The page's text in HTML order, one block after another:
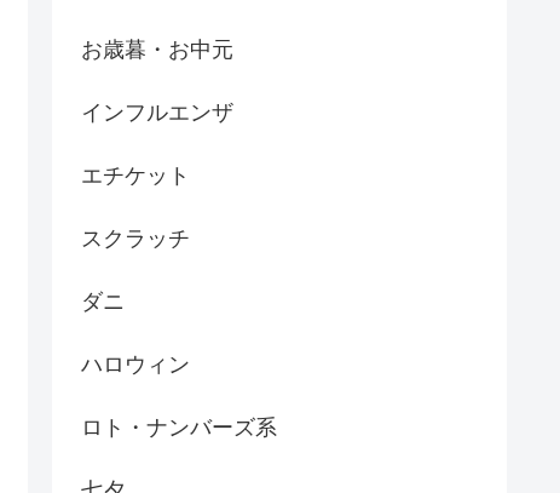
お歳暮・お中元
インフルエンザ
エチケット
スクラッチ
ダニ
ハロウィン
ロト・ナンバーズ系